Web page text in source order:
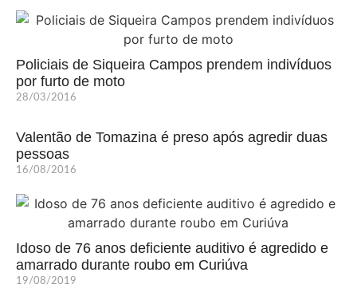
Policiais de Siqueira Campos prendem indivíduos
por furto de moto
28/03/2016
Valentão de Tomazina é preso após agredir duas
pessoas
16/08/2016
Idoso de 76 anos deficiente auditivo é agredido e
amarrado durante roubo em Curiúva
19/08/2019